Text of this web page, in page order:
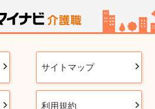
サイトマップ
利用規約